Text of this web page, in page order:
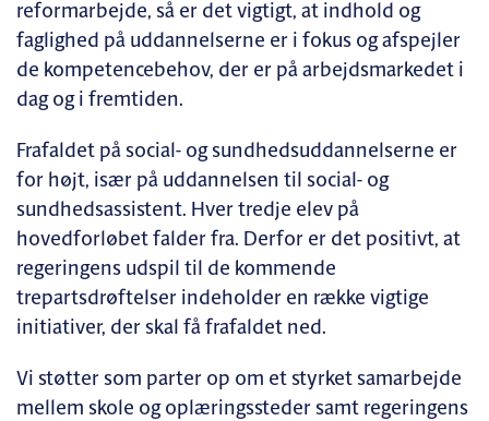
reformarbejde, så er det vigtigt, at indhold og
faglighed på uddannelserne er i fokus og afspejler
de kompetencebehov, der er på arbejdsmarkedet i
dag og i fremtiden.
Frafaldet på social- og sundhedsuddannelserne er
for højt, især på uddannelsen til social- og
sundhedsassistent. Hver tredje elev på
hovedforløbet falder fra. Derfor er det positivt, at
regeringens udspil til de kommende
trepartsdrøftelser indeholder en række vigtige
initiativer, der skal få frafaldet ned.
Vi støtter som parter op om et styrket samarbejde
mellem skole og oplæringssteder samt regeringens